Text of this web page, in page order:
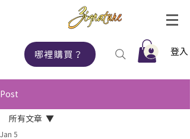
哪裡購買？ 登入
Post
所有文章
Jan 5